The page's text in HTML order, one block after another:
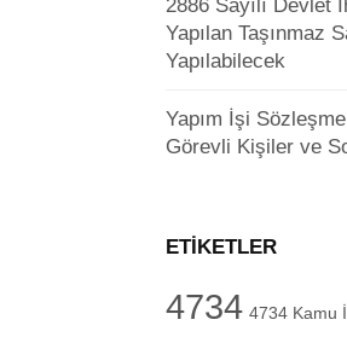
2886 Sayılı Devlet
Yapılan Taşınmaz
Yapılabilecek
Yapım İşi
Görevli Kişiler ve
ETIKETLER
4734 4734 Kamu